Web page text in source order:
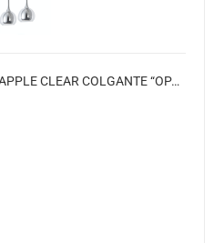
[OP-6022-15CH3] LÁMPARA APPLE CLEAR COLGANTE “OPALUX” ● Vidrio transparente con interior plata